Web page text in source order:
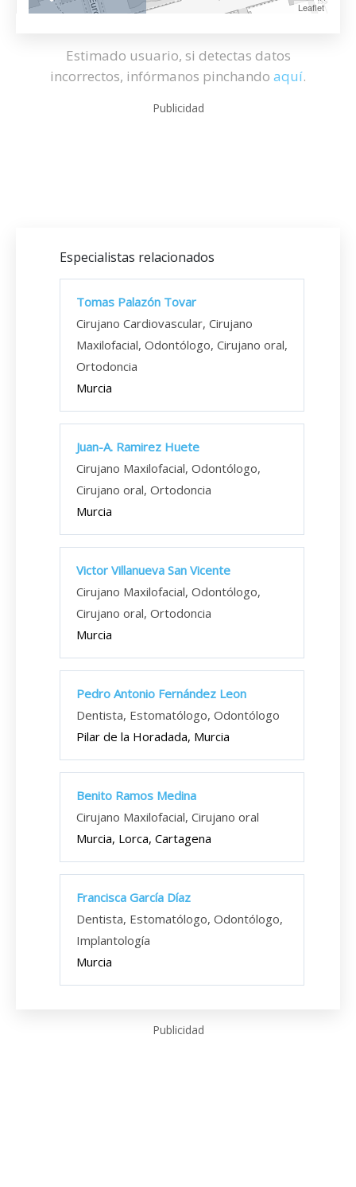
Leaflet
Estimado usuario, si detectas datos
incorrectos, infórmanos pinchando aquí.
Publicidad
Especialistas relacionados
Tomas Palazón Tovar
Cirujano Cardiovascular, Cirujano
Maxilofacial, Odontólogo, Cirujano oral,
Ortodoncia
Murcia
Juan-A. Ramirez Huete
Cirujano Maxilofacial, Odontólogo,
Cirujano oral, Ortodoncia
Murcia
Victor Villanueva San Vicente
Cirujano Maxilofacial, Odontólogo,
Cirujano oral, Ortodoncia
Murcia
Pedro Antonio Fernández Leon
Dentista, Estomatólogo, Odontólogo
Pilar de la Horadada, Murcia
Benito Ramos Medina
Cirujano Maxilofacial, Cirujano oral
Murcia, Lorca, Cartagena
Francisca García Díaz
Dentista, Estomatólogo, Odontólogo,
Implantología
Murcia
Publicidad